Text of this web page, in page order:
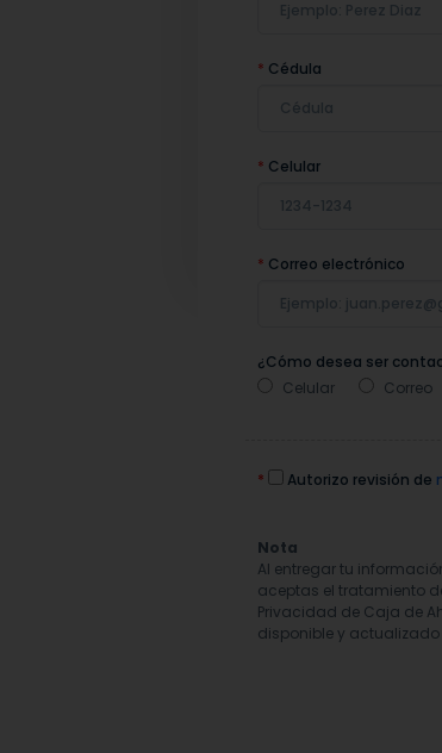
* Cédula
* Celular
* Correo electrónico
¿Cómo desea ser
Celular
Correo
* Autorizo revisión de
Nota
Al entregar tu
aceptas el tratamiento
Privacidad de Caja de
disponible y actualizado